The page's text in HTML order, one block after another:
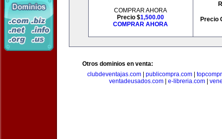
COMPRAR AHORA
Precio $1,500.00
COMPRAR AHORA
Precio
Otros dominios en venta:
clubdeventajas.com
publicompra.com
ventadeusados.com| e-libreria.com|